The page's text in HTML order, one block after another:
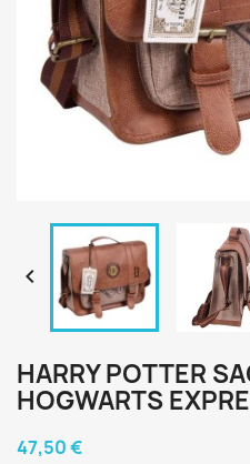

HARRY POTTER
HOGWARTS
47,50 €